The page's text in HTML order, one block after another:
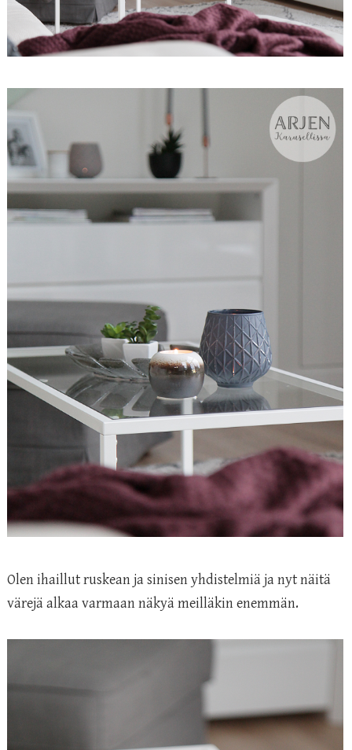
Olen ihaillut ruskean ja sinisen yhdistelmiä ja nyt näitä
värejä alkaa varmaan näkyä meilläkin enemmän.